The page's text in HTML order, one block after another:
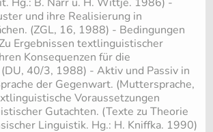
und ihre Realisierung in
(ZGL, 16, 1988) - Bedingungen
Ergebnissen textlinguistischer
Konsequenzen für die
40/3, 1988) - Aktiv und Passiv in
der Gegenwart. (Muttersprache,
Voraussetzungen
Gutachten. (Texte zu Theorie
Linguistik. Hg.: H. Kniffka. 1990)